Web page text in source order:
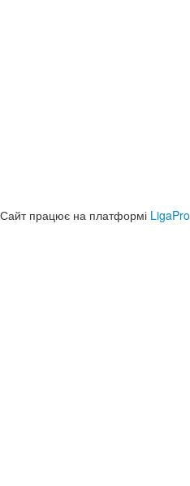
Сайт працює на платформі LigaPro